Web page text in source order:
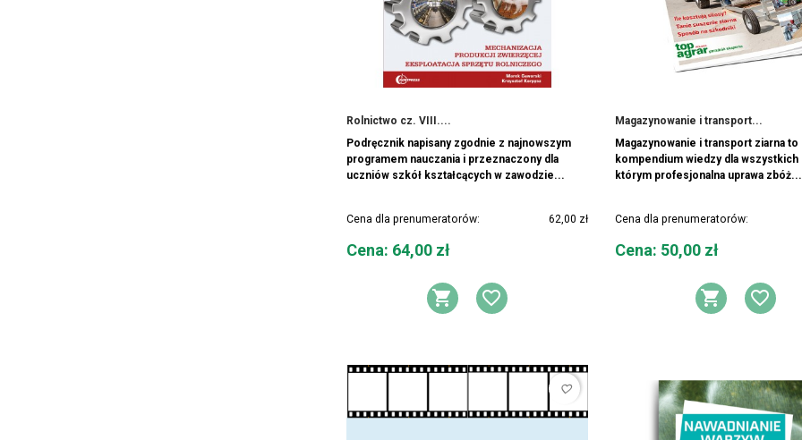
Rolnictwo cz. VIII....
Podręcznik napisany zgodnie z najnowszym
programem nauczania i przeznaczony dla
uczniów szkół kształcących w zawodzie...
Cena dla prenumeratorów: 62,00 zł
Cena
Cena: 64,00 zł
DODAJ DO KOSZYKA
DODAJ DO LISTY ŻYCZEŃ
Magazynowanie i transport...
Magazynowanie i transport ziarna to
kompendium wiedzy dla wszystkich
którym profesjonalna uprawa zbóż...
Cena dla prenumeratorów:
Cena
Cena: 50,00 zł
DODAJ
favorite_border